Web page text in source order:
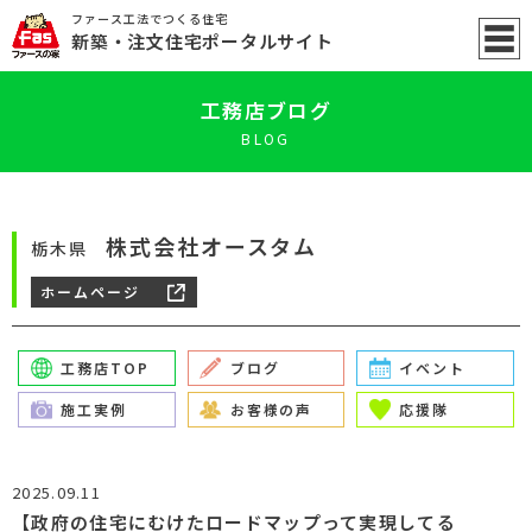
ファース工法でつくる住宅
新築 ・注文住宅ポータルサイト
工務店ブログ
BLOG
栃木県 株式会社オースタム
ホームページ
工務店TOP ブログ イベント
施工実例 お客様の声 応援隊
2025.09.11
【政府の住宅にむけたロードマップって実現してる